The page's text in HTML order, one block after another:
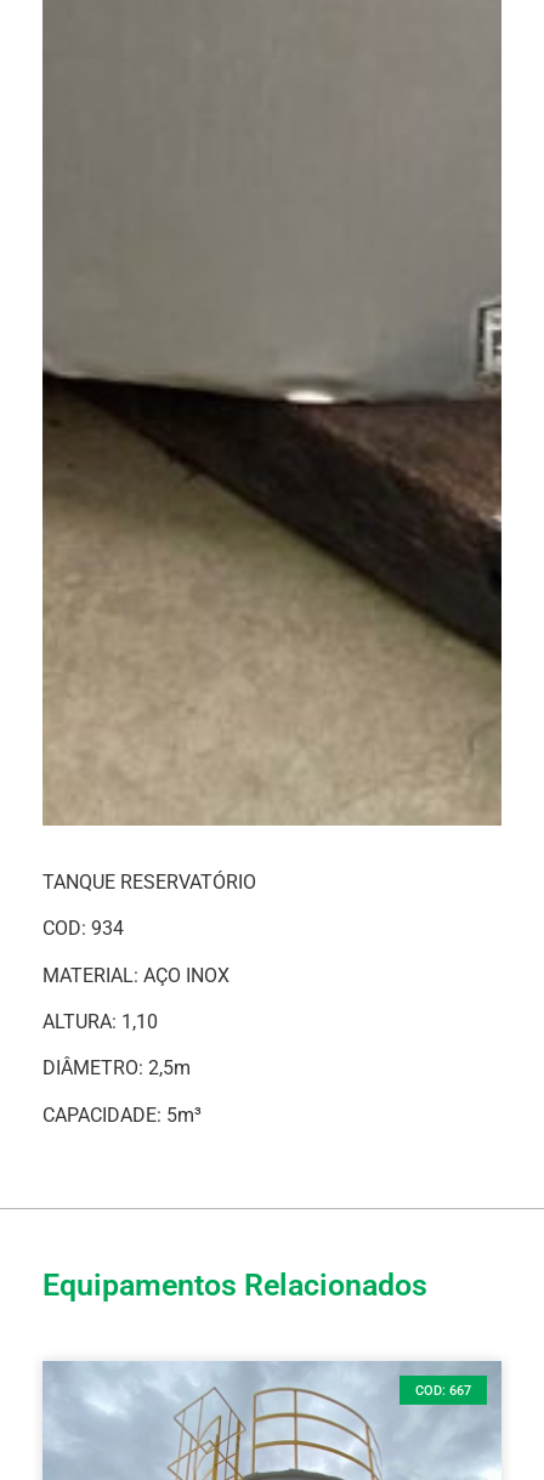
TANQUE RESERVATÓRIO
COD: 934
MATERIAL: AÇO INOX
ALTURA: 1,10
DIÂMETRO: 2,5m
CAPACIDADE: 5m³
Equipamentos Relacionados
COD: 667